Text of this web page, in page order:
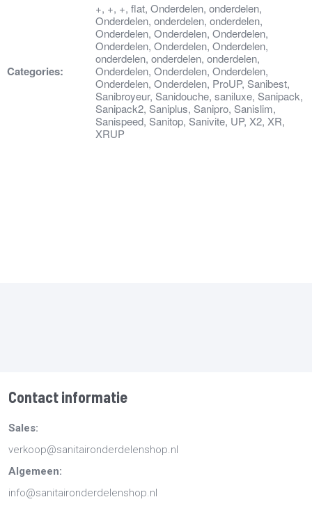
Categories:
+, +, +, flat, Onderdelen, onderdelen,
Onderdelen, onderdelen, onderdelen,
Onderdelen, Onderdelen, Onderdelen,
Onderdelen, Onderdelen, Onderdelen,
onderdelen, onderdelen, onderdelen,
Onderdelen, Onderdelen, Onderdelen,
Onderdelen, Onderdelen, ProUP, Sanibest,
Sanibroyeur, Sanidouche, saniluxe, Sanipack,
Sanipack2, Saniplus, Sanipro, Sanislim,
Sanispeed, Sanitop, Sanivite, UP, X2, XR,
XRUP
Contact informatie
Sales:
verkoop@sanitaironderdelenshop.nl
Algemeen:
info@sanitaironderdelenshop.nl